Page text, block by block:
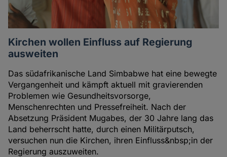
Kirchen wollen Einfluss auf Regierung
ausweiten
Das südafrikanische Land Simbabwe hat eine bewegte
Vergangenheit und kämpft aktuell mit gravierenden
Problemen wie Gesundheitsvorsorge,
Menschenrechten und Pressefreiheit. Nach der
Absetzung Präsident Mugabes, der 30 Jahre lang das
Land beherrscht hatte, durch einen Militärputsch,
versuchen nun die Kirchen, ihren Einfluss&nbsp;in der
Regierung auszuweiten.